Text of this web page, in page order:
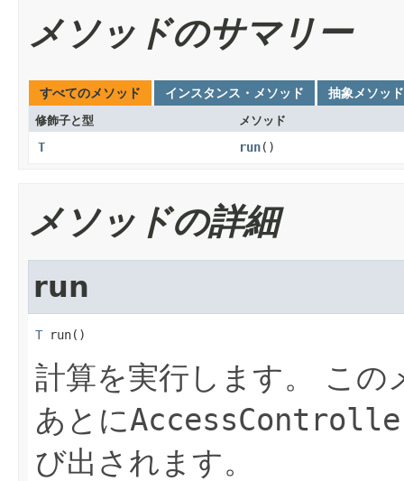
メソッドのサマリー
すべてのメソッド インスタンス・メソッド 抽象メソッド
修飾子と型 メソッド
T run()
メソッドの詳細
run
T run()
計算を実行します。
この
あとに
び出されます。